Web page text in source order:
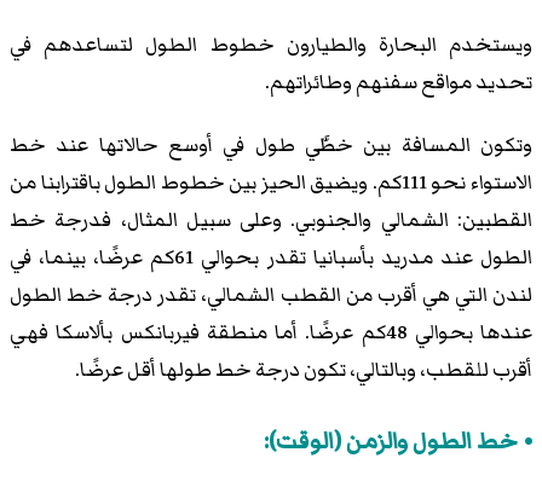
ويستخدم البحارة والطيارون خطوط الطول لتساعدهم في
تحديد مواقع سفنهم وطائراتهم.
وتكون المسافة بين خطَّي طول في أوسع حالاتها عند خط
الاستواء نحو 111كم. ويضيق الحيز بين خطوط الطول باقترابنا من
القطبين: الشمالي والجنوبي. وعلى سبيل المثال، فدرجة خط
الطول عند مدريد بأسبانيا تقدر بحوالي 61كم عرضًا، بينما، في
لندن التي هي أقرب من القطب الشمالي، تقدر درجة خط الطول
عندها بحوالي 48كم عرضًا. أما منطقة فيربانكس بألاسكا فهي
أقرب للقطب، وبالتالي، تكون درجة خط طولها أقل عرضًا.
خط الطول والزمن (الوقت):